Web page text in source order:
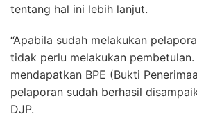
tentang hal ini lebih lanjut.
“Apabila sudah melakukan
tidak perlu melakukan
mendapatkan BPE (Bukti
pelaporan sudah berhasil
DJP.